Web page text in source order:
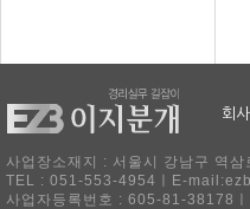
회
사업장소재지 : 서울시 강남구 역
TEL : 051-553-4954ㅣE-
사업자등록번호 : 605-81-38178